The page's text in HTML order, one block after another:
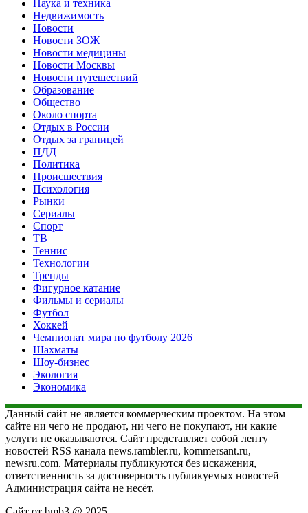
Наука и техника
Недвижимость
Новости
Новости ЗОЖ
Новости медицины
Новости Москвы
Новости путешествий
Образование
Общество
Около спорта
Отдых в России
Отдых за границей
ПДД
Политика
Происшествия
Психология
Рынки
Сериалы
Спорт
ТВ
Теннис
Технологии
Тренды
Фигурное катание
Фильмы и сериалы
Футбол
Хоккей
Чемпионат мира по футболу 2026
Шахматы
Шоу-бизнес
Экология
Экономика
Данный сайт не является коммерческим проектом. На этом
сайте ни чего не продают, ни чего не покупают, ни какие
услуги не оказываются. Сайт представляет собой ленту
новостей RSS канала news.rambler.ru, kommersant.ru,
newsru.com. Материалы публикуются без искажения,
ответственность за достоверность публикуемых новостей
Администрация сайта не несёт.